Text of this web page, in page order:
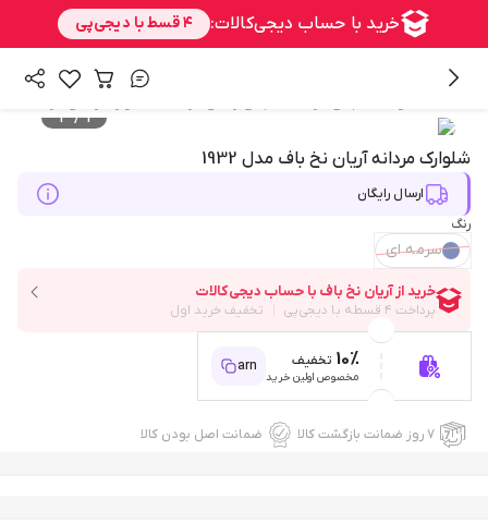
1
/
4
شلوارک مردانه آریان نخ باف مدل 1932
ارسال رایگان
رنگ
سرمه ای
10% تخفیف
مخصوص اولین خرید
arn
۷ روز ضمانت بازگشت کالا ضمانت اصل بودن کالا